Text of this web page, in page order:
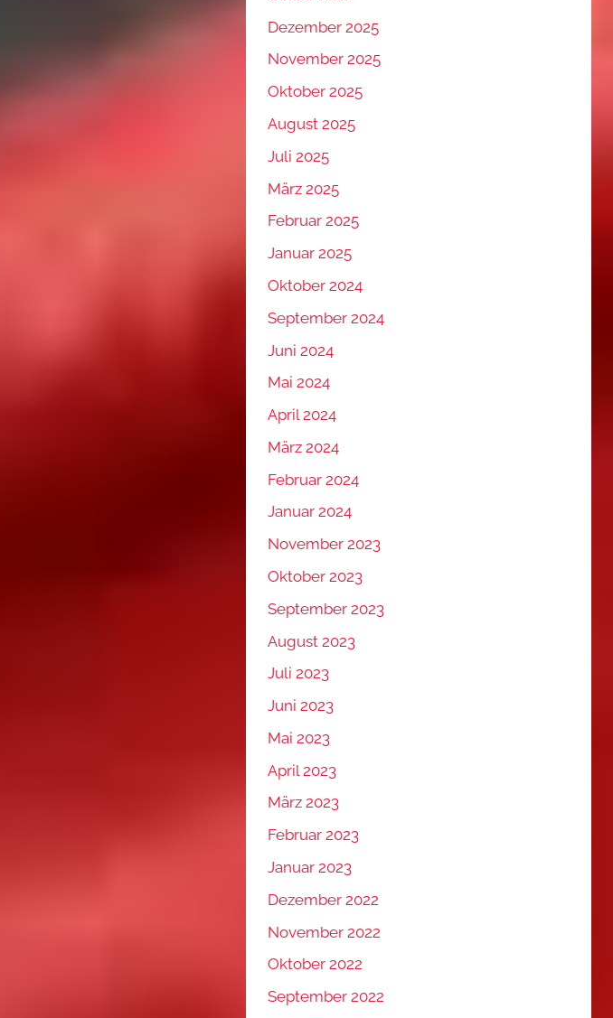
Dezember 2025
November 2025
Oktober 2025
August 2025
Juli 2025
März 2025
Februar 2025
Januar 2025
Oktober 2024
September 2024
Juni 2024
Mai 2024
April 2024
März 2024
Februar 2024
Januar 2024
November 2023
Oktober 2023
September 2023
August 2023
Juli 2023
Juni 2023
Mai 2023
April 2023
März 2023
Februar 2023
Januar 2023
Dezember 2022
November 2022
Oktober 2022
September 2022